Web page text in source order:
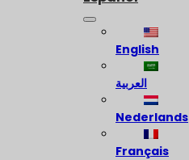
English
العربية
Nederlands
Français